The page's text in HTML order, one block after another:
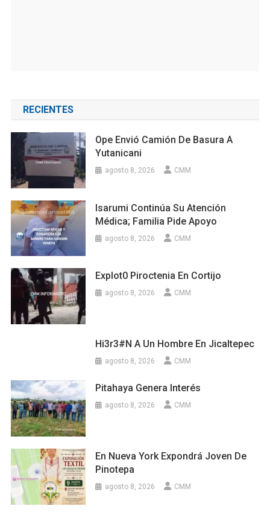
RECIENTES
Ope Envió Camión De Basura A
Yutanicani
agosto 8, 2026 CMM
Isarumi Continúa Su Atención
Médica; Familia Pide Apoyo
agosto 8, 2026 CMM
Explot0 Piroctenia En Cortijo
agosto 8, 2026 CMM
Hi3r3#n A Un Hombre En Jicaltepec
agosto 8, 2026 CMM
Pitahaya Genera Interés
agosto 8, 2026 CMM
En Nueva York Expondrá Joven De
Pinotepa
agosto 8, 2026 CMM